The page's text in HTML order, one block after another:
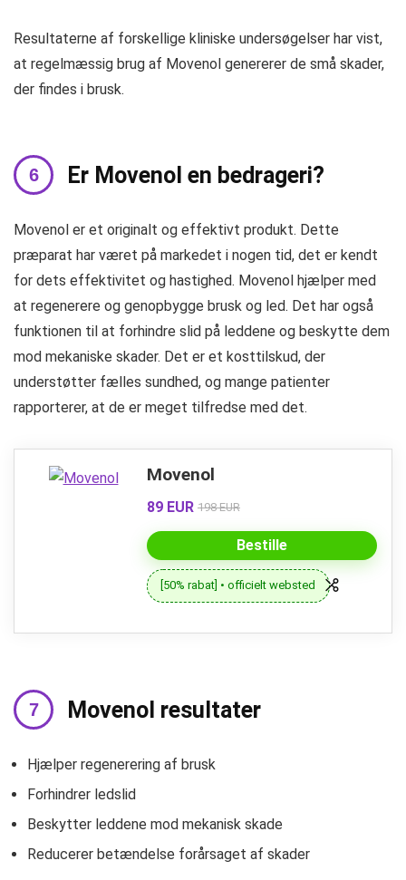
Resultaterne af forskellige kliniske undersøgelser har vist,
at regelmæssig brug af Movenol genererer de små skader,
der findes i brusk.
Er Movenol en bedrageri?
Movenol er et originalt og effektivt produkt. Dette
præparat har været på markedet i nogen tid, det er kendt
for dets effektivitet og hastighed. Movenol hjælper med
at regenerere og genopbygge brusk og led. Det har også
funktionen til at forhindre slid på leddene og beskytte dem
mod mekaniske skader. Det er et kosttilskud, der
understøtter fælles sundhed, og mange patienter
rapporterer, at de er meget tilfredse med det.
Movenol
89 EUR 198 EUR
Bestille
[50% rabat] • officielt websted
Movenol resultater
Hjælper regenerering af brusk
Forhindrer ledslid
Beskytter leddene mod mekanisk skade
Reducerer betændelse forårsaget af skader